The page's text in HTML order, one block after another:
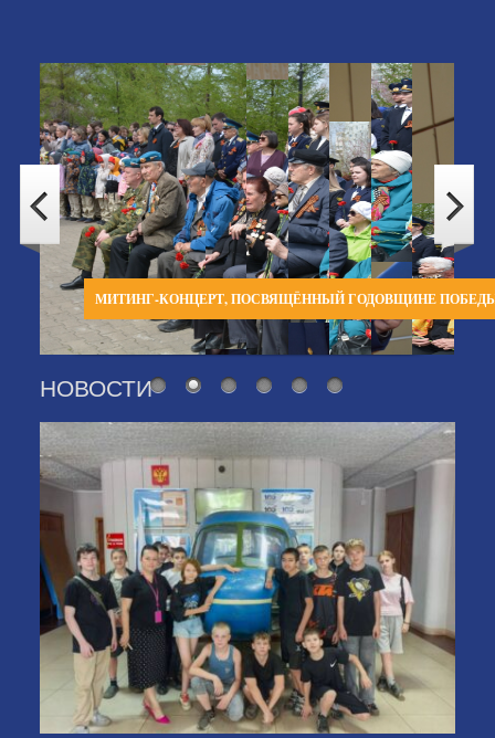
МИТИНГ-КОНЦЕРТ, ПОСВЯЩЁННЫЙ ГОДОВЩИНЕ
НОВОСТИ